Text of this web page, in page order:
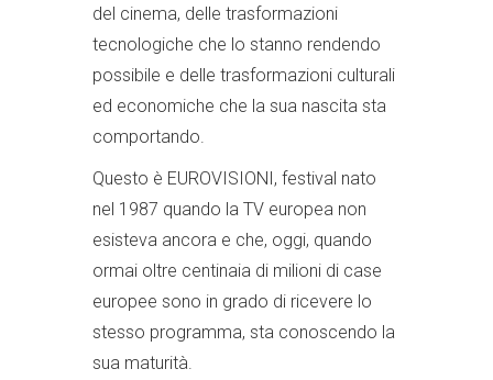
del cinema, delle trasformazioni
tecnologiche che lo stanno rendendo
possibile e delle trasformazioni culturali
ed economiche che la sua nascita sta
comportando.
Questo è EUROVISIONI, festival nato
nel 1987 quando la TV europea non
esisteva ancora e che, oggi, quando
ormai oltre centinaia di milioni di case
europee sono in grado di ricevere lo
stesso programma, sta conoscendo la
sua maturità.